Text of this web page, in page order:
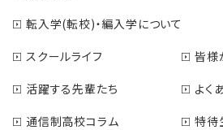
転入学(転校)・編入学について
スクールライフ
皆様
活躍する先輩たち
よく
通信制高校コラム
特待